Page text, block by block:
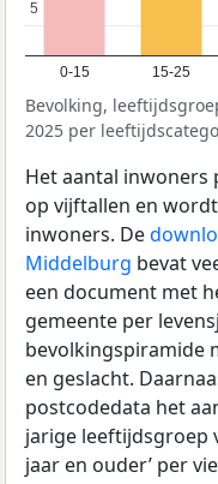
0-15 15-25
5
5
Bevolking,
2025 per
Het aantal
op vijftallen en
inwoners. De
Middelburg bevat
een document met
gemeente per
bevolkingspiramide
en geslacht.
postcodedata het
jarige leeftijdsgroep
jaar en ouder’ per